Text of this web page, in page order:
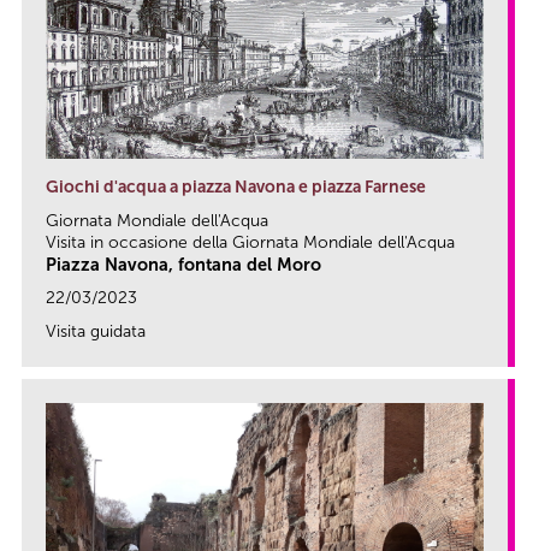
Giochi d'acqua a piazza Navona e piazza Farnese
Giornata Mondiale dell'Acqua
Visita in occasione della Giornata Mondiale dell'Acqua
Piazza Navona, fontana del Moro
22/03/2023
Visita guidata